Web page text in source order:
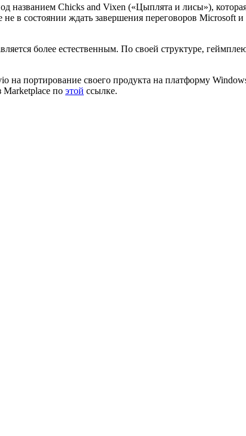
Chicks and Vixen («Цыплята и лисы»),
в состоянии ждать завершения переговоров Microsoft
более естественным. По своей структуре,
на портирование своего продукта на платформу
Marketplace по этой ссылке.